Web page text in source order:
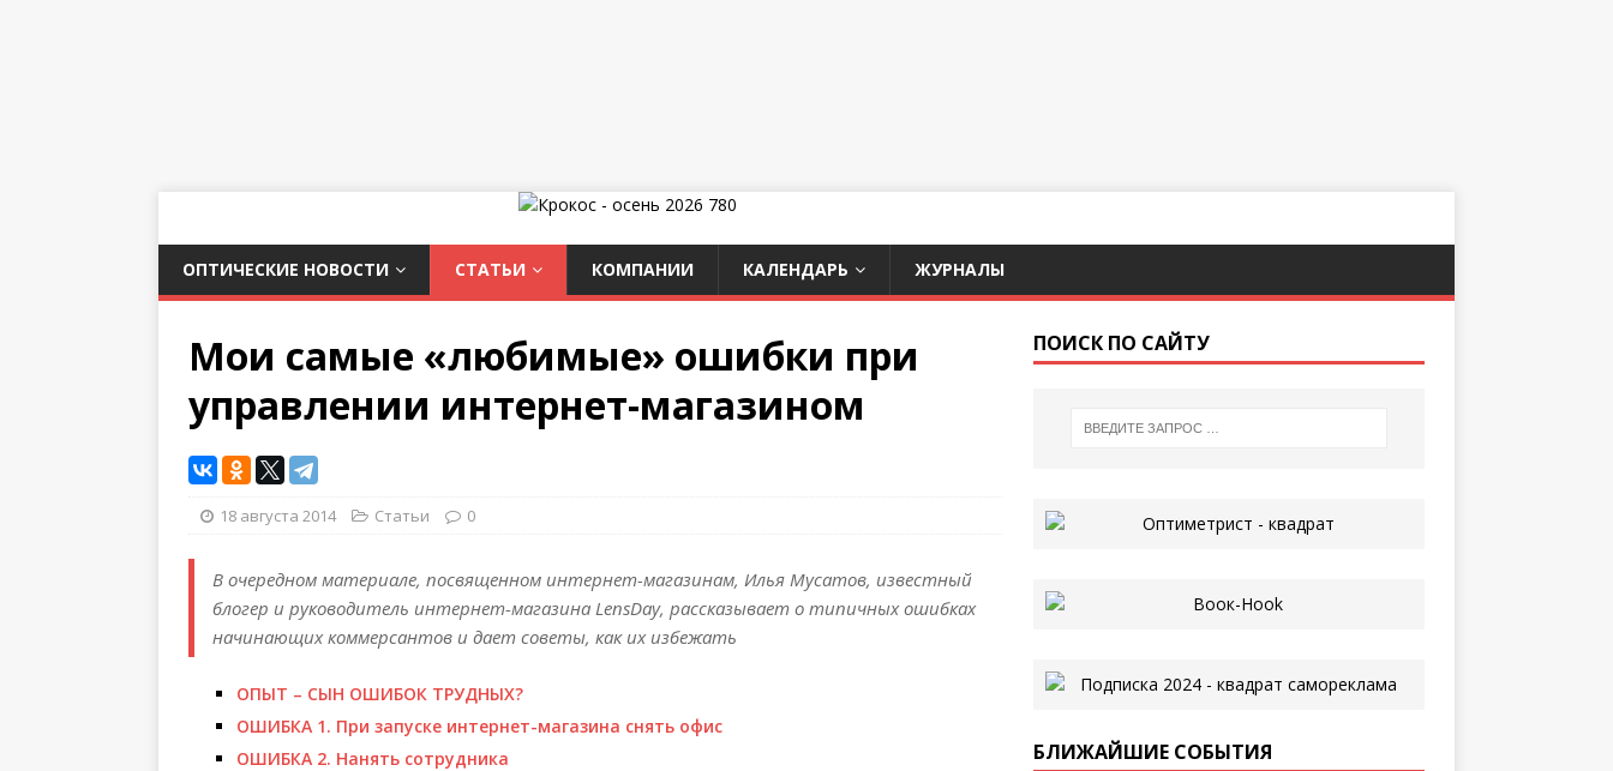
ОПТИЧЕСКИЕ НОВОСТИ СТАТЬИ КОМПАНИИ КАЛЕНДАРЬ ЖУРНАЛЫ
Мои самые «любимые» ошибки при
управлении интернет-магазином
18 августа 2014 Статьи 0
В очередном материале, посвященном интернет-магазинам, Илья Мусатов, известный
блогер и руководитель интернет-магазина LensDay, рассказывает о типичных ошибках
начинающих коммерсантов и дает советы, как их избежать
ОПЫТ – СЫН ОШИБОК ТРУДНЫХ?
ОШИБКА 1. При запуске интернет-магазина снять офис
ОШИБКА 2. Нанять сотрудника
ПОИСК ПО САЙТУ
БЛИЖАЙШИЕ СОБЫТИЯ